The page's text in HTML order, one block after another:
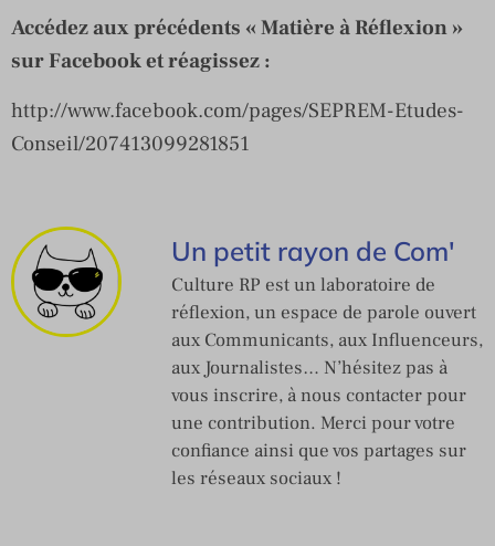
Accédez aux précédents « Matière à Réflexion »
sur Facebook et réagissez :
http://www.facebook.com/pages/SEPREM-Etudes-
Conseil/207413099281851
Un petit rayon de Com'
Culture RP est un laboratoire de
réflexion, un espace de parole ouvert
aux Communicants, aux Influenceurs,
aux Journalistes… N’hésitez pas à
vous inscrire, à nous contacter pour
une contribution. Merci pour votre
confiance ainsi que vos partages sur
les réseaux sociaux !